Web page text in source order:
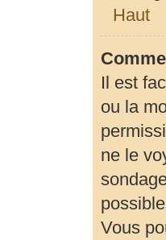
Haut
Il est
ou la
ne le
Vous